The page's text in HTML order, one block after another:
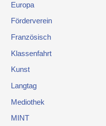
Europa
Förderverein
Französisch
Klassenfahrt
Kunst
Langtag
Mediothek
MINT